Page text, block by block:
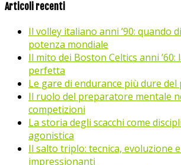
Articoli recenti
Il volley italiano anni ’90: quando
potenza mondiale
Il mito dei Boston Celtics anni ’60:
perfetta
Le gare di endurance più dure del
Il ruolo del preparatore mentale
competizioni
La storia degli scacchi come
agonistica
Il salto triplo: tecnica, evoluzione
impressionanti